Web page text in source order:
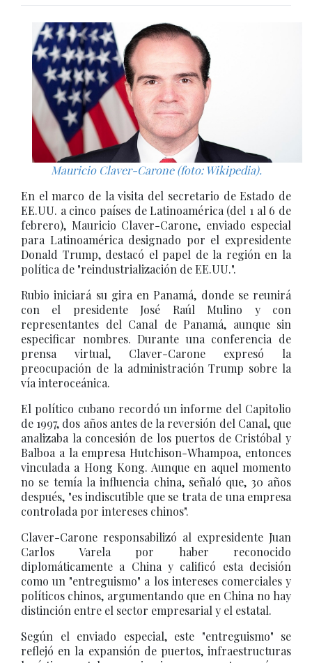
Mauricio Claver-Carone (foto: Wikipedia).
En el marco de la visita del secretario de Estado de
EE.UU. a cinco países de Latinoamérica (del 1 al 6 de
febrero), Mauricio Claver-Carone, enviado especial
para Latinoamérica designado por el expresidente
Donald Trump, destacó el papel de la región en la
política de "reindustrialización de EE.UU.".
Rubio iniciará su gira en Panamá, donde se reunirá
con el presidente José Raúl Mulino y con
representantes del Canal de Panamá, aunque sin
especificar nombres. Durante una conferencia de
prensa virtual, Claver-Carone expresó la
preocupación de la administración Trump sobre la
vía interoceánica.
El político cubano recordó un informe del Capitolio
de 1997, dos años antes de la reversión del Canal, que
analizaba la concesión de los puertos de Cristóbal y
Balboa a la empresa Hutchison-Whampoa, entonces
vinculada a Hong Kong. Aunque en aquel momento
no se temía la influencia china, señaló que, 30 años
después, "es indiscutible que se trata de una empresa
controlada por intereses chinos".
Claver-Carone responsabilizó al expresidente Juan
Carlos Varela por haber reconocido
diplomáticamente a China y calificó esta decisión
como un "entreguismo" a los intereses comerciales y
políticos chinos, argumentando que en China no hay
distinción entre el sector empresarial y el estatal.
Según el enviado especial, este "entreguismo" se
reflejó en la expansión de puertos, infraestructuras